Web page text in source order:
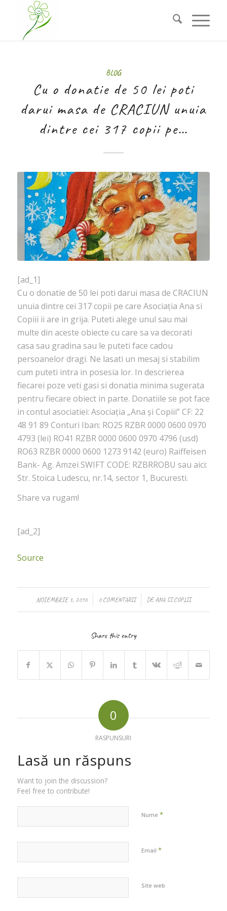
BLOG
Cu o donatie de 50 lei poti
darui masa de CRACIUN unuia
dintre cei 317 copii pe…
[ad_1]
Cu o donatie de 50 lei poti darui masa de CRACIUN
unuia dintre cei 317 copii pe care Asociația Ana si
Copiii ii are in grija. Puteti alege unul sau mai
multe din aceste obiecte cu care sa va decorati
casa sau gradina sau le puteti face cadou
persoanelor dragi. Ne lasati un mesaj si stabilim
cum puteti intra in posesia lor. In descrierea
fiecarei poze veti gasi si donatia minima sugerata
pentru fiecare obiect in parte. Donatiile se pot face
in contul asociatiei: Asociația „Ana și Copiii” CF: 22
48 91 89 Conturi Iban: RO25 RZBR 0000 0600 0970
4793 (lei) RO41 RZBR 0000 0600 0970 4796 (usd)
RO63 RZBR 0000 0600 1273 9142 (euro) Raiffeisen
Bank- Ag. Amzei SWIFT CODE: RZBRROBU sau aici:
Str. Stoica Ludescu, nr.14, sector 1, Bucuresti.
Share va rugam!
[ad_2]
Source
NOIEMBRIE 3, 2016
/ 0 COMENTARII
/ DEANA SI COPIII
Share this entry
0
RASPUNSURI
Lasă un răspuns
Want to join the discussion?
Feel free to contribute!
Nume *
Email *
Site web